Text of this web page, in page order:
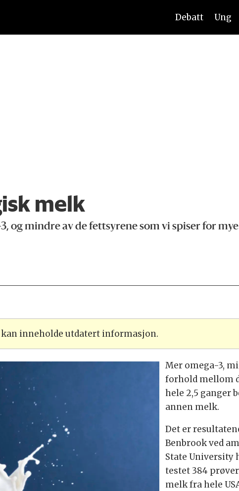
Debatt Ung
melk
og mindre av de fettsyrene som vi spiser for
inneholde utdatert informasjon.
Mer omega-3,
forhold mellom
hele 2,5 ganger
annen melk.
Det er
Benbrook ved
State University
testet 384
melk fra hele